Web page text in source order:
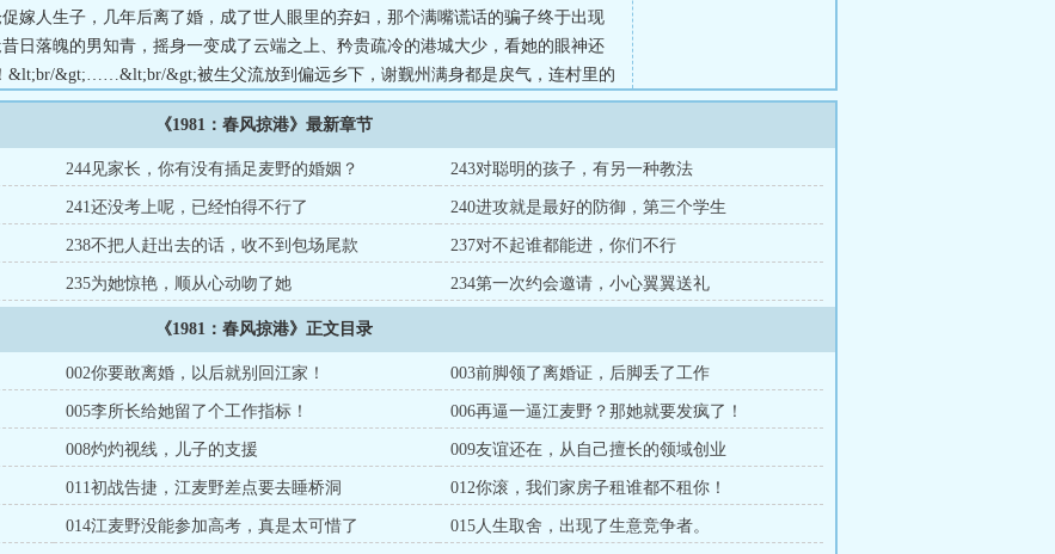
嫁人生子，几年后离了婚，成了世人眼里的弃妇，那个满嘴谎话的骗子终于出现
日落魄的男知青，摇身一变成了云端之上、矜贵疏冷的港城大少，看她的眼神还
&lt;br/&gt;……&lt;br/&gt;被生父流放到偏远乡下，谢觐州满身都是戾气，连村里的
着尾巴绕道。&lt;br/&gt;唯有江麦野不怕他。&lt;br/&gt;他躲着避着，还是沦陷在江
里。&lt;br/&gt;可江麦野回城认亲后竟狠心将他抛弃！&lt;br/&gt;几年后重逢，江麦
&gt;谢觐州恨江麦野入骨，也爱她入髓。&lt;br/&...
《1981：春风掠港》最新章节
244见家长，你有没有插足麦野的婚姻？ 243对聪明的孩子，有另一种教法
241还没考上呢，已经怕得不行了 240进攻就是最好的防御，第三个学生
238不把人赶出去的话，收不到包场尾款 237对不起谁都能进，你们不行
235为她惊艳，顺从心动吻了她 234第一次约会邀请，小心翼翼送礼
《1981：春风掠港》正文目录
002你要敢离婚，以后就别回江家！ 003前脚领了离婚证，后脚丢了工作
005李所长给她留了个工作指标！ 006再逼一逼江麦野？那她就要发疯了！
008灼灼视线，儿子的支援 009友谊还在，从自己擅长的领域创业
011初战告捷，江麦野差点要去睡桥洞 012你滚，我们家房子租谁都不租你！
014江麦野没能参加高考，真是太可惜了 015人生取舍，出现了生意竞争者。